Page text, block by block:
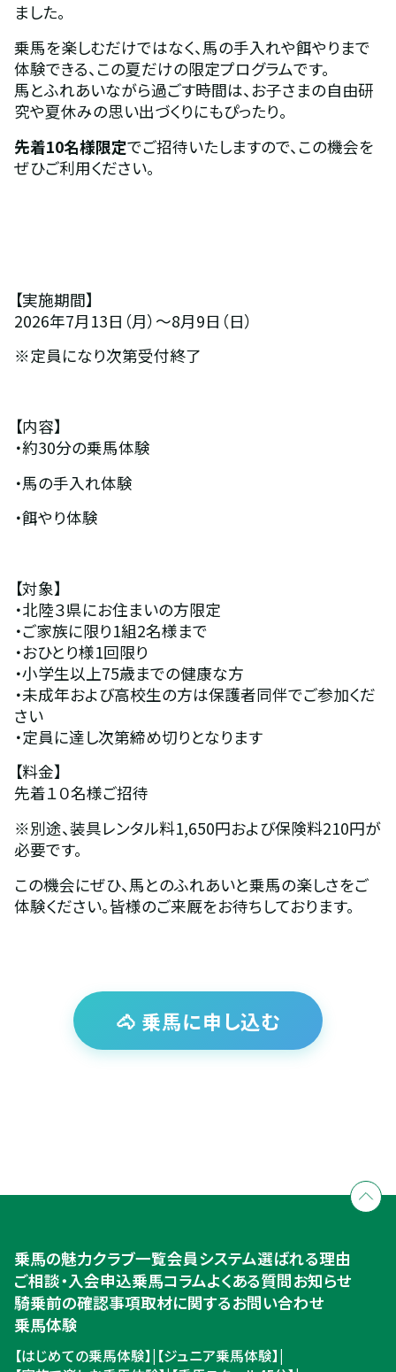
ました。
乗馬を楽しむだけではなく、馬の手入れや餌やりまで
体験できる、この夏だけの限定プログラムです。
馬とふれあいながら過ごす時間は、お子さまの自由研
究や夏休みの思い出づくりにもぴったり。
先着10名様限定でご招待いたしますので、この機会を
ぜひご利用ください。
【実施期間】
2026年7月13日（月）～8月9日（日）
※定員になり次第受付終了
【内容】
・約30分の乗馬体験
・馬の手入れ体験
・餌やり体験
【対象】
・北陸３県にお住まいの方限定
・ご家族に限り1組2名様まで
・おひとり様1回限り
・小学生以上75歳までの健康な方
・未成年および高校生の方は保護者同伴でご参加くだ
さい
・定員に達し次第締め切りとなります
【料金】
先着１０名様ご招待
※別途、装具レンタル料1,650円および保険料210円が
必要です。
この機会にぜひ、馬とのふれあいと乗馬の楽しさをご
体験ください。皆様のご来厩をお待ちしております。
🐴 乗馬に申し込む
入会のご相談・申込
ご相談・入会申込
乗馬の魅力クラブ一覧会員システム選ばれる理由
ご相談・入会申込乗馬コラムよくある質問お知らせ
騎乗前の確認事項取材に関するお問い合わせ
乗馬体験
【はじめての乗馬体験】| 【ジュニア乗馬体験】|